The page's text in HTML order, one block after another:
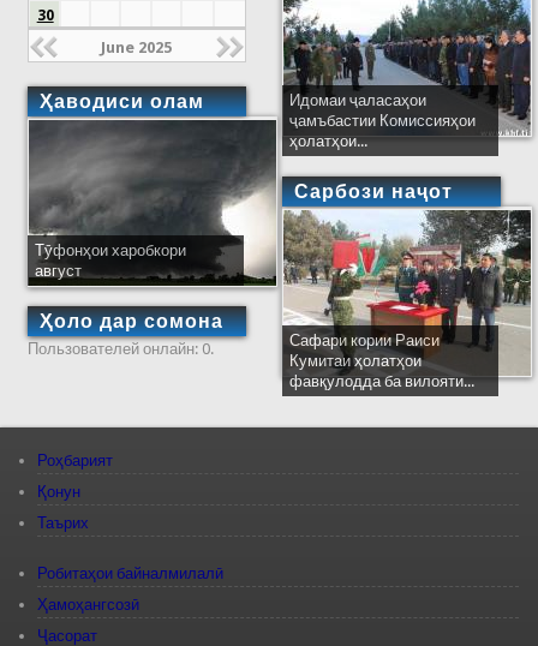
30
June 2025
Ҳаводиси олам
Тӯфонҳои харобкори
август
Ҳоло дар сомона
Пользователей онлайн: 0.
Идомаи ҷаласаҳои
ҷамъбастии Комиссияҳои
ҳолатҳои...
Сарбози наҷот
Сафари кории Раиси
Кумитаи ҳолатҳои
фавқулодда ба вилояти...
Роҳбарият
Қонун
Таърих
Робитаҳои байналмилалӣ
Ҳамоҳангсозӣ
Ҷасорат